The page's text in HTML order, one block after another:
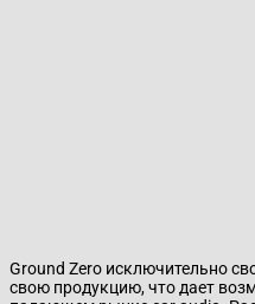
Ground Zero исключительно
свою продукцию, что дает